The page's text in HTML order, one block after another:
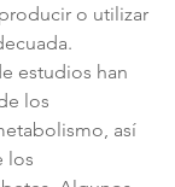
o utilizar
estudios han
los
así
los